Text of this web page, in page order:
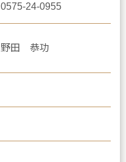
0575-24-0955
野田 恭功